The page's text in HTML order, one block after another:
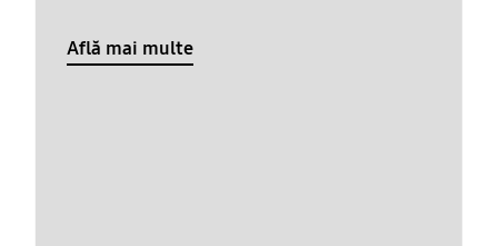
Află mai multe